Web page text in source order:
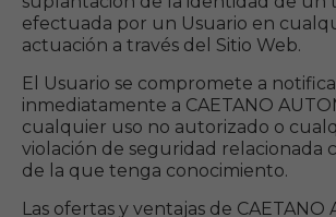
efectuada por un Usuario en
actuación a través del Sitio Web.
El Usuario se compromete a
inmediatamente a CAETANO
cualquier uso no autorizado o
violación de seguridad relacionada
de la que tenga conocimiento.
Las ofertas y ventajas de CAETANO